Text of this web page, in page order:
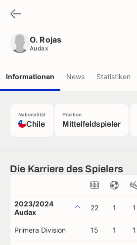
O. Rojas
Audax
Informationen News Statistiken
Nationalität
Chile
Position
Mittelfeldspieler
Die Karriere des Spielers
2023/2024
Audax
22 1 1
Primera Division 15 1 1